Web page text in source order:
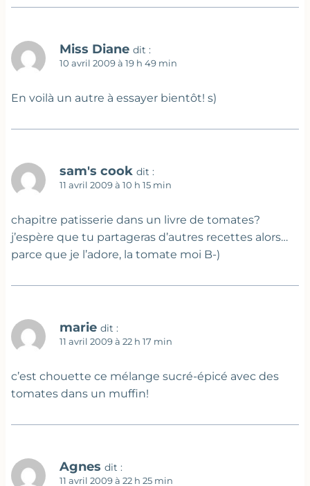
Miss Diane dit :
10 avril 2009 à 19 h 49 min
En voilà un autre à essayer bientôt! s)
sam's cook dit :
11 avril 2009 à 10 h 15 min
chapitre patisserie dans un livre de tomates?
j’espère que tu partageras d’autres recettes alors…
parce que je l’adore, la tomate moi B-)
marie dit :
11 avril 2009 à 22 h 17 min
c’est chouette ce mélange sucré-épicé avec des
tomates dans un muffin!
Agnes dit :
11 avril 2009 à 22 h 25 min